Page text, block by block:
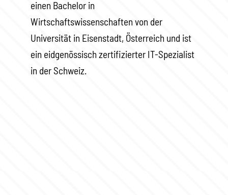
einen Bachelor in
Wirtschaftswissenschaften von der
Universität in Eisenstadt, Österreich und ist
ein eidgenössisch zertifizierter IT-Spezialist
in der Schweiz.